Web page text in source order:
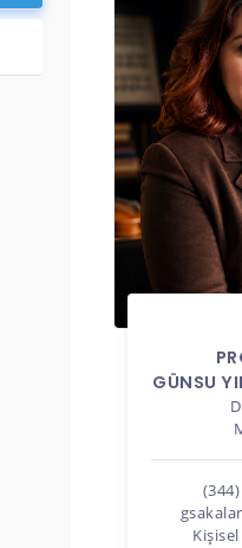
GÜNSU
gsakalar